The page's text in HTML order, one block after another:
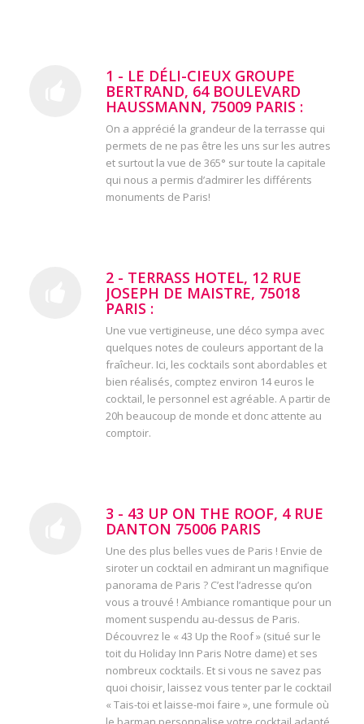
1 - LE DÉLI-CIEUX GROUPE
BERTRAND, 64 BOULEVARD
HAUSSMANN, 75009 PARIS :
On a apprécié la grandeur de la terrasse qui
permets de ne pas être les uns sur les autres
et surtout la vue de 365° sur toute la capitale
qui nous a permis d’admirer les différents
monuments de Paris!
2 - TERRASS HOTEL, 12 RUE
JOSEPH DE MAISTRE, 75018
PARIS :
Une vue vertigineuse, une déco sympa avec
quelques notes de couleurs apportant de la
fraîcheur. Ici, les cocktails sont abordables et
bien réalisés, comptez environ 14 euros le
cocktail, le personnel est agréable. A partir de
20h beaucoup de monde et donc attente au
comptoir.
3 - 43 UP ON THE ROOF, 4 RUE
DANTON 75006 PARIS
Une des plus belles vues de Paris ! Envie de
siroter un cocktail en admirant un magnifique
panorama de Paris ? C’est l’adresse qu’on
vous a trouvé ! Ambiance romantique pour un
moment suspendu au-dessus de Paris.
Découvrez le « 43 Up the Roof » (situé sur le
toit du Holiday Inn Paris Notre dame) et ses
nombreux cocktails. Et si vous ne savez pas
quoi choisir, laissez vous tenter par le cocktail
« Tais-toi et laisse-moi faire », une formule où